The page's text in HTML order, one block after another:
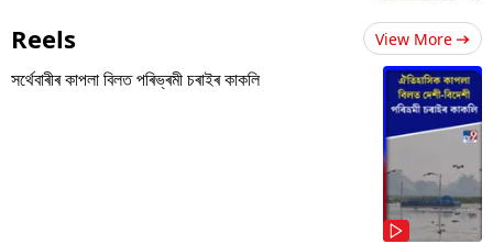
Reels View More
সৰ্থেবাৰীৰ কাপলা বিলত পৰিভ্ৰমী চৰাইৰ কাকলি